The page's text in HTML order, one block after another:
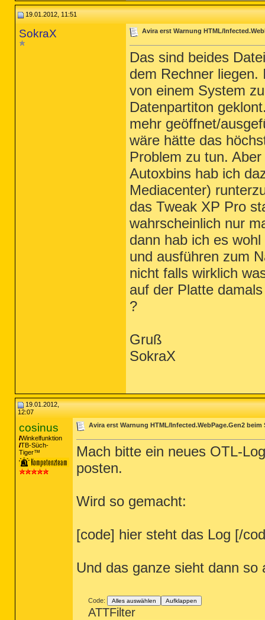
19.01.2012, 11:51
SokraX Avira erst Warnung HTML/
Das sind beides
dem Rechner liegen.
von einem System
Datenpartiton
mehr geöffnet/
wäre hätte das
Problem zu tun.
Autoxbins hab ich
Mediacenter)
das Tweak XP Pro
wahrscheinlich nur
dann hab ich es
und ausführen zum
nicht falls wirklich
auf der Platte
?
Gruß
SokraX
19.01.2012,
12:07
cosinus
Winkelfunktion
TB-Süch-
Tiger™
Avira erst Warnung HTML/Infected.WebPage.Gen2
Mach bitte ein neues OTL-
posten.
Wird so gemacht:
[code] hier steht das Log [/
Und das ganze sieht dann so
Code: Alles auswählen Aufklappen
ATTFilter